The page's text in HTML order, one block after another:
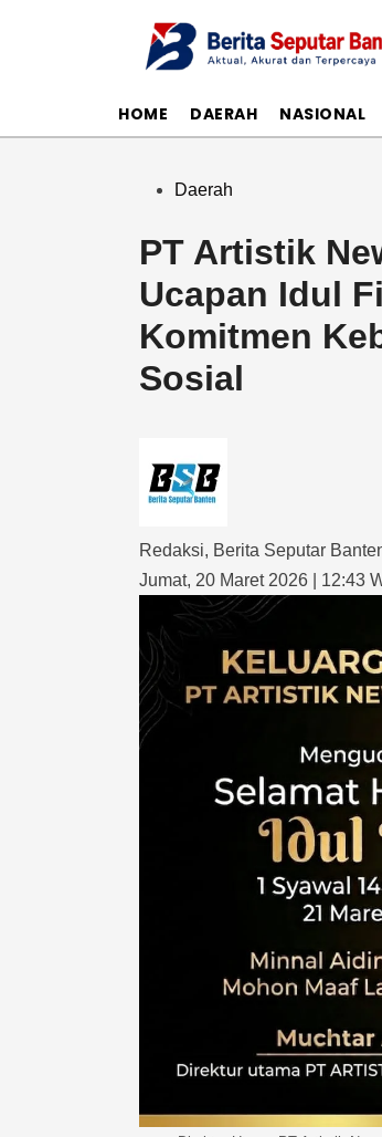
HOME DAERAH NASIONAL
PostedDaerah
PT Artistik
Ucapan Idul
Komitmen
Sosial
Redaksi, Berita Seputar
Jumat, 20 Maret 2026 | 12:43